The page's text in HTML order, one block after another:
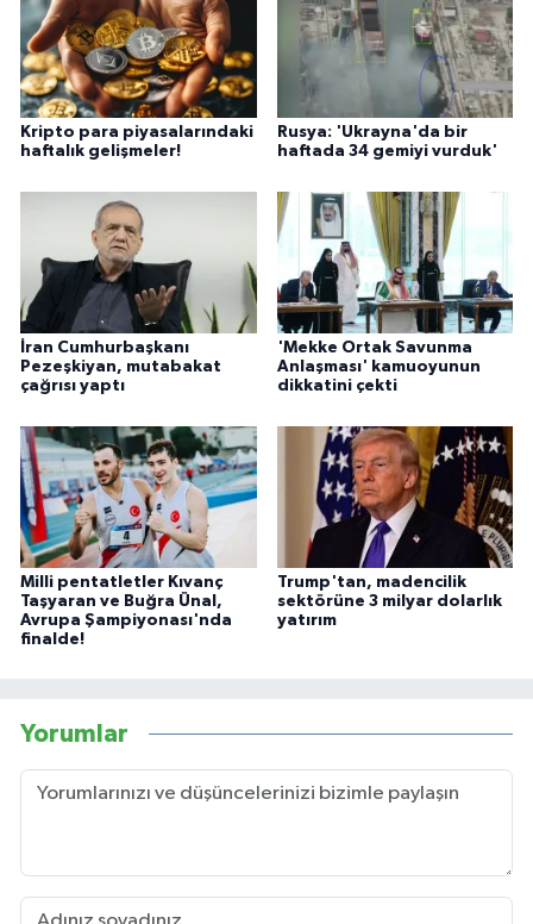
Kripto para piyasalarındaki
haftalık gelişmeler!
Rusya: 'Ukrayna'da bir
haftada 34 gemiyi vurduk'
İran Cumhurbaşkanı
Pezeşkiyan, mutabakat
çağrısı yaptı
'Mekke Ortak Savunma
Anlaşması' kamuoyunun
dikkatini çekti
Milli pentatletler Kıvanç
Taşyaran ve Buğra Ünal,
Avrupa Şampiyonası'nda
finalde!
Trump'tan, madencilik
sektörüne 3 milyar dolarlık
yatırım
Yorumlar